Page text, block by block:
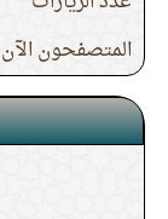
المتصفحون الآن